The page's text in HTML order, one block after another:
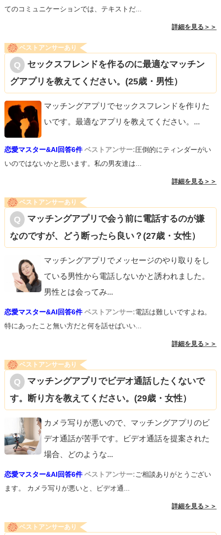
てのコミュニケーションでは、テキストだ...
詳細を見る＞＞
ベストアンサーあり
セックスフレンドを作るのに最適なマッチン
グアプリを教えてください。(25歳・男性）
マッチングアプリでセックスフレンドを作りた
いです。最適なアプリを教えてください。 ...
恋愛マスター&AI回答6件 ベストアンサー:圧倒的にティンダーがい
いのではないかと思います。私の男友達は...
詳細を見る＞＞
ベストアンサーあり
マッチングアプリで会う前に電話するのが嫌
なのですが、どう断ったら良い？(27歳・女性）
マッチングアプリでメッセージのやり取りをし
ている男性から電話しないかと誘われました。
男性とは会ってみ...
恋愛マスター&AI回答6件 ベストアンサー:電話は難しいですよね。
特にあったこと無い方だと何を話せばいい...
詳細を見る＞＞
ベストアンサーあり
マッチングアプリでビデオ通話したくないで
す。断り方を教えてください。(29歳・女性）
カメラ写りが悪いので、マッチングアプリのビ
デオ通話が苦手です。ビデオ通話を提案された
場合、どのような...
恋愛マスター&AI回答6件 ベストアンサー:ご相談ありがとうござい
ます。 カメラ写りが悪いと、ビデオ通...
詳細を見る＞＞
ベストアンサーあり